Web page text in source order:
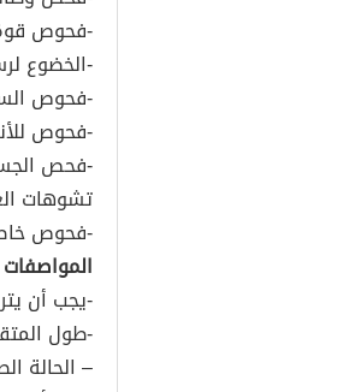
-فحوص قوة
-الخضوع
-فحوص
-فحوص
-فحص
تشوهات
-فحوص
-يجب أن يتراوح
-طول المتقدم يجب
– الحالة